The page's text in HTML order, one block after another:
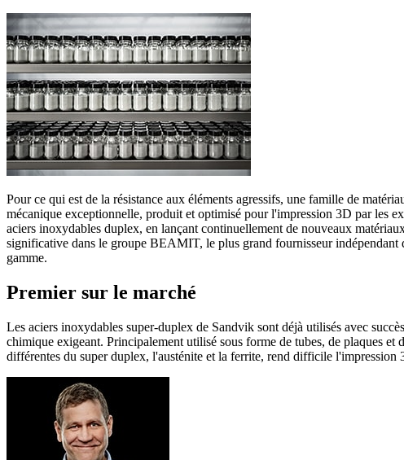
Pour ce qui est de la résistance aux éléments agressifs, une famille de
mécanique exceptionnelle, produit et optimisé pour l'impression 3D par les
aciers inoxydables duplex, en lançant continuellement de nouveaux
significative dans le groupe BEAMIT, le plus grand fournisseur
gamme.
Premier sur le marché
Les aciers inoxydables super-duplex de Sandvik sont déjà utilisés avec
chimique exigeant. Principalement utilisé sous forme de tubes, de plaques
différentes du super duplex, l'austénite et la ferrite, rend difficile